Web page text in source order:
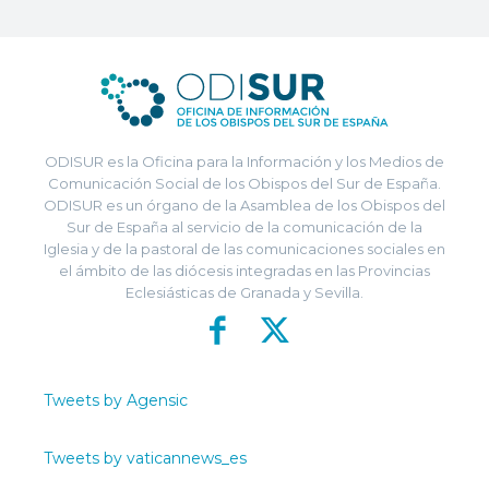
ODISUR es la Oficina para la Información y los Medios de
Comunicación Social de los Obispos del Sur de España.
ODISUR es un órgano de la Asamblea de los Obispos del
Sur de España al servicio de la comunicación de la
Iglesia y de la pastoral de las comunicaciones sociales en
el ámbito de las diócesis integradas en las Provincias
Eclesiásticas de Granada y Sevilla.
Tweets by Agensic
Tweets by vaticannews_es